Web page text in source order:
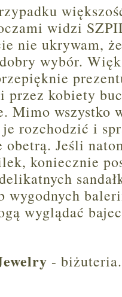
widzi
nie ukrywam,
wybór.
przez kobiety
Mimo wszystko
rozchodzić i
obetrą. Jeśli
koniecznie
wygodnych
wyglądać
- biżuteria.